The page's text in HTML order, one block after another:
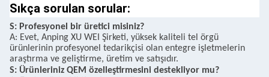
Sıkça sorulan sorular:
S: Profesyonel bir üretici misiniz?
A: Evet, Anping XU WEI Şirketi, yüksek kaliteli tel örgü
ürünlerinin profesyonel tedarikçisi olan entegre işletmelerin
araştırma ve geliştirme, üretim ve satışıdır.
S: Ürünleriniz QEM özelleştirmesini destekliyor mu?